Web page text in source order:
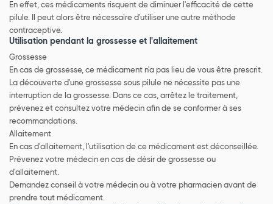
En effet, ces médicaments risquent de diminuer l'efficacité de cette
pilule. Il peut alors être nécessaire d'utiliser une autre méthode
contraceptive.
Utilisation pendant la grossesse et l'allaitement
Grossesse
En cas de grossesse, ce médicament n'a pas lieu de vous être prescrit.
La découverte d'une grossesse sous pilule ne nécessite pas une
interruption de la grossesse. Dans ce cas, arrêtez le traitement,
prévenez et consultez votre médecin afin de se conformer à ses
recommandations.
Allaitement
En cas d'allaitement, l'utilisation de ce médicament est déconseillée.
Prévenez votre médecin en cas de désir de grossesse ou
d'allaitement.
Demandez conseil à votre médecin ou à votre pharmacien avant de
prendre tout médicament.